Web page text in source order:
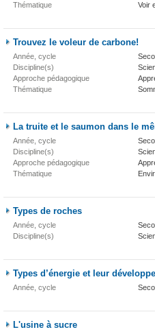
Thématique
Voir
Trouvez le voleur de carbone!
Année, cycle
Discipline(s)
Approche pédagogique
Thématique
La truite et le saumon dans le
Année, cycle
Discipline(s)
Approche pédagogique
Thématique
Types de roches
Année, cycle
Discipline(s)
Types d’énergie et leur
Année, cycle
L'usine à sucre